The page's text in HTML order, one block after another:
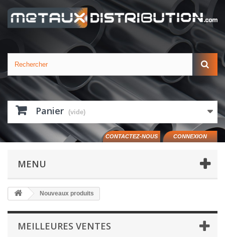
Panier (vide)
CONNEXION
CONTACTEZ-NOUS
MENU
Nouveaux produits
MEILLEURES VENTES